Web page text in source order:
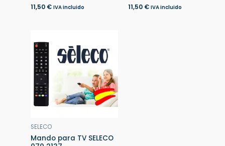
11,50 € IVA incluido 11,50 € IVA incluido
SELECO
Mando para TV SELECO